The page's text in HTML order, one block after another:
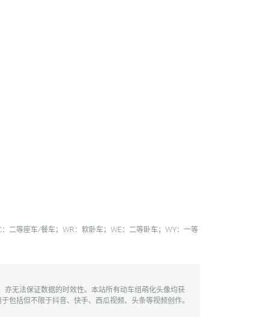
二等座车/餐车；WR：软卧车；WE：二等卧车；WY：一等
无法保证数据的时效性。本站所有动车组萌化头像均获
包括但不限于抖音、快手、西瓜视频、头条等视频创作。